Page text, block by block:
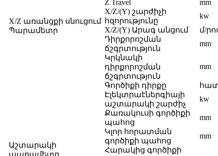
X/Z առանցքի սնուցում
Պարամետր
Z Travel
mm
X/Z/(Y) շարժիչի
հզորությունը
kw
X/Z/(Y) Արագ անցում
մ/
Դիրքորոշման
ճշգրտություն
mm
Կրկնակի
դիրքորոշման
ճշգրտություն
mm
Աշտարակի
պարամետր
Գործիքի դիրքը
Էլեկտրաէներգիայի
աշտարակի շարժիչ
kw
Քառակուսի գործիքի
պահոց
mm
Կլոր հորատման
գործիքի պահոց
mm
Հարակից գործիքի